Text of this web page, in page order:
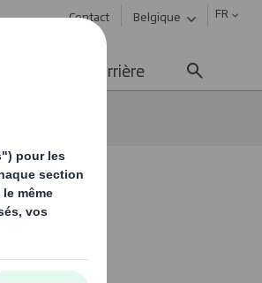
Contact Belgique FR
Carrière